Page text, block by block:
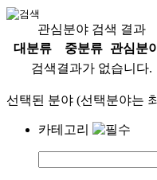
관심분야 검색 결과
대분류
중분류
관심분
검색결과가 없습니다.
선택된 분야 (선택분야는
카테고리